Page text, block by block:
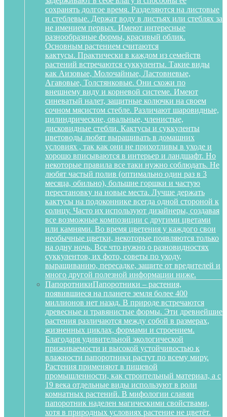
сохранять долгое время. Разделяются на листовые
и стеблевые. Держат воду в листьях или стеблях за
не имением первых. Имеют интересные
разнообразные формы, красивый облик.
Основным растением считаются
кактусы. Практически в каждом из семейств
растений встречаются суккуленты. Такие виды
как Аизовые, Молочайные, Ластовневые,
Агавовые, Толстянковые. Они схожи по
внешнему виду и корневой системе. Имеют
синеватый налет, защитные колючки на своем
сочном мясистом стебле. Различают шаровидные,
цилиндрические, овальные, членистые,
дисковидные стебли. Кактусы и суккуленты
цветоводы любят выращивать в домашних
условиях , так как они не прихотливы в уходе и
хорошо вписываются в интерьер и ландшафт. Но
некоторые правила все таки нужно соблюдать. Не
любят частый полив (оптимально один раз в 3
месяца, обильно), большие горшки и частую
перестановку на новые места. Лучше держать
кактусы на подоконнике всегда одной стороной к
солнцу. Часто их используют дизайнеры, создавая
все возможные композиции с другими цветами
или камнями. Во время цветения у каждого свои
необычные цветки, некоторые появляются только
на одну ночь. Все что нужно о разновидностях
суккулентов, их фото, советы по уходу,
выращиванию, пересадке, защите от вредителей и
много другой полезной информации ниже.
ПапоротникиПапоротники – растения,
появившиеся на планете земля более 400
миллионов нет назад. В природе встречаются
древесные и травянистые формы. Эти древнейшие
растения различаются между собой в размерах,
жизненных циклах, формами и строением.
Благодаря удивительной экологической
приживаемости и высокой устойчивостью к
влажности папоротники растут по всему миру.
Растения применяют в пищевой
промышленности, как строительный материал, а с
19 века отдельные виды используют в роли
комнатных растений. В мифологии славян
папоротник наделен магическими свойствами,
хотя в природных условиях растение не цветёт.